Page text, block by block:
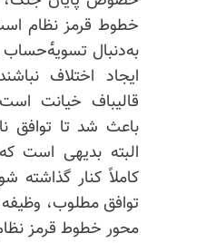
خطوط قرمز نظام
به‌دنبال
ایجاد اختلاف
قالیباف خیانت
باعث شد تا توافق
البته بدیهی است
کاملاً کنار
توافق مطلوب،
محور خطوط قرمز